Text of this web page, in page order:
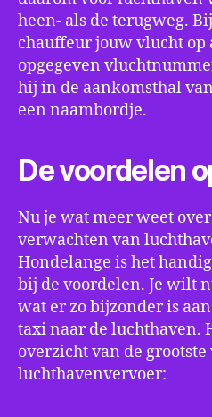
heen- als de terugweg.
chauffeur jouw vlucht op
opgegeven
hij in de aankomsthal
een naambordje.
De voordelen
Nu je wat meer weet
verwachten van
Hondelange is het
bij de voordelen. Je wilt
wat er zo bijzonder is
taxi naar de luchthaven.
overzicht van de
luchthavenvervoer: